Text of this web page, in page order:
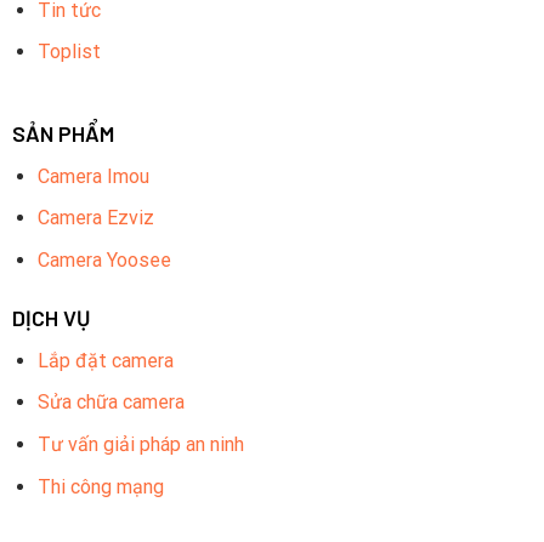
Tin tức
Toplist
SẢN PHẨM
Camera Imou
Camera Ezviz
Camera Yoosee
DỊCH VỤ
Lắp đặt camera
Sửa chữa camera
Tư vấn giải pháp an ninh
Thi công mạng